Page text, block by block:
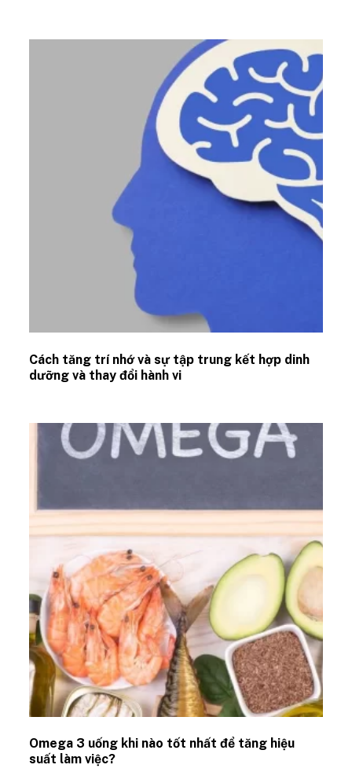
Cách tăng trí nhớ và sự tập trung kết hợp dinh
dưỡng và thay đổi hành vi
Omega 3 uống khi nào tốt nhất để tăng hiệu
suất làm việc?